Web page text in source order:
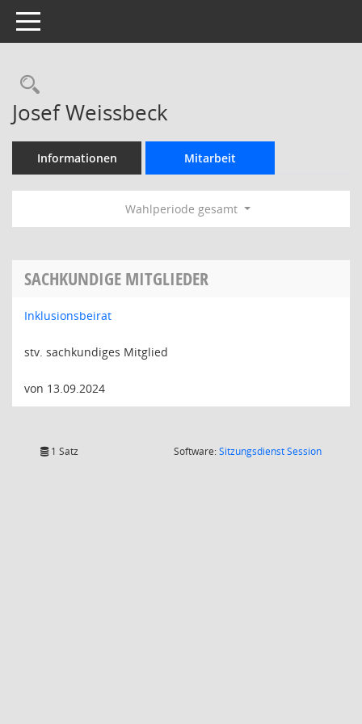
Toggle navigation
Rechercheauswahl
Josef Weissbeck
Informationen Mitarbeit
Wahlperiode gesamt
SACHKUNDIGE MITGLIEDER
Inklusionsbeirat
stv. sachkundiges Mitglied
von 13.09.2024
1 Satz Software:SitzungsdienstSession(Wird in